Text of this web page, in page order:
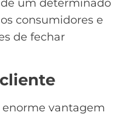
de um determinado
consumidores e
de fechar
enorme vantagem